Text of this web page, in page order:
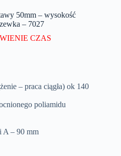
50mm – wysokość
– 7027
CZAS
– praca ciągła) ok 140
poliamidu
A – 90 mm